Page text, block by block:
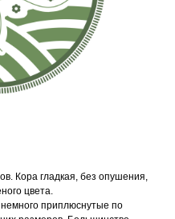
Кора гладкая, без опушения,
цвета.
приплюснутые по